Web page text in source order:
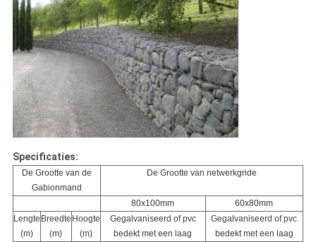
Specificaties:
De Grootte van de
Gabionmand
De Grootte van netwerkgride
80x100mm
60x80mm
Lengte
(m)
Breedte
(m)
Hoogte
(m)
Gegalvaniseerd of pvc
bedekt met een laag
Gegalvaniseerd of pvc
bedekt met een laag